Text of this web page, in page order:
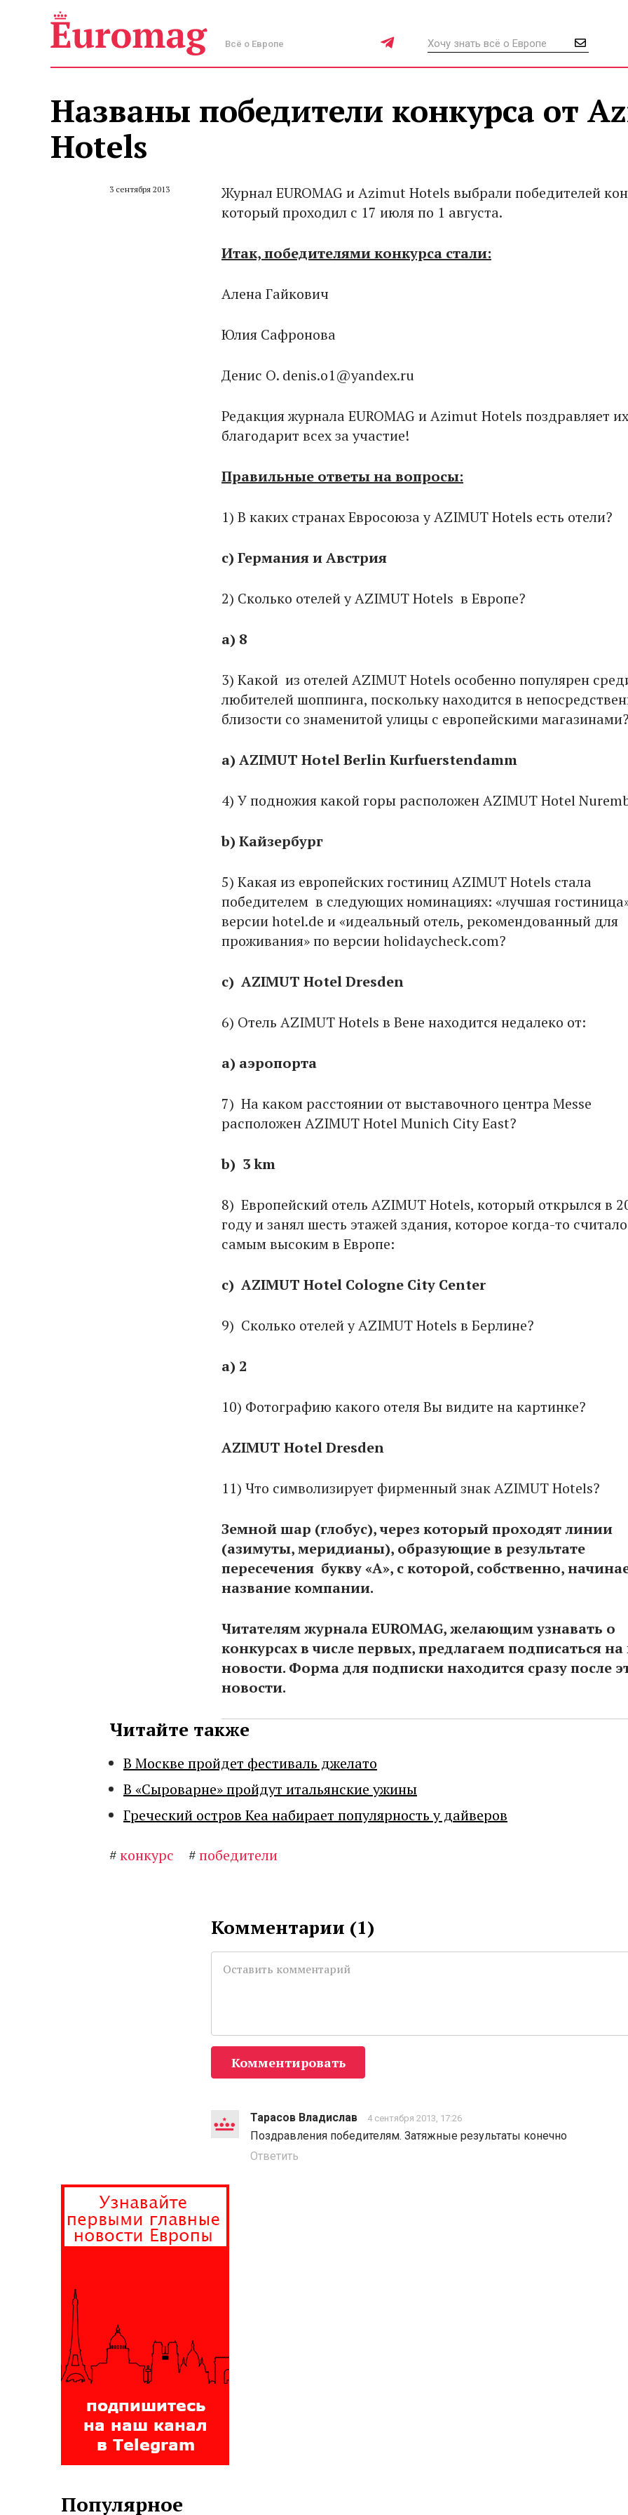
Всё о Европе
Названы победители конкурса от
Hotels
3 сентября 2013
Журнал EUROMAG и Azimut Hotels выбрали победителей
который проходил с 17 июля по 1 августа.
Итак, победителями конкурса стали:
Алена Гайкович
Юлия Сафронова
Денис О. denis.o1@yandex.ru
Редакция журнала EUROMAG и Azimut Hotels поздравляет
благодарит всех за участие!
Правильные ответы на вопросы:
1) В каких странах Евросоюза у AZIMUT Hotels есть отели?
c) Германия и Австрия
2) Сколько отелей у AZIMUT Hotels в Европе?
a) 8
3) Какой из отелей AZIMUT Hotels особенно популярен
любителей шоппинга, поскольку находится в
близости со знаменитой улицы с европейскими
a) AZIMUT Hotel Berlin Kurfuerstendamm
4) У подножия какой горы расположен AZIMUT Hotel
b) Кайзербург
5) Какая из европейских гостиниц AZIMUT Hotels стала
победителем в следующих номинациях: «лучшая
версии hotel.de и «идеальный отель, рекомендованный для
проживания» по версии holidaycheck.com?
c) AZIMUT Hotel Dresden
6) Отель AZIMUT Hotels в Вене находится недалеко от:
a) аэропорта
7) На каком расстоянии от выставочного центра Messe
расположен AZIMUT Hotel Munich City East?
b) 3 km
8) Европейский отель AZIMUT Hotels, который открылся в
году и занял шесть этажей здания, которое когда-то
самым высоким в Европе:
c) AZIMUT Hotel Cologne City Center
9) Сколько отелей у AZIMUT Hotels в Берлине?
a) 2
10) Фотографию какого отеля Вы видите на картинке?
AZIMUT Hotel Dresden
11) Что символизирует фирменный знак AZIMUT Hotels?
Земной шар (глобус), через который проходят линии
(азимуты, меридианы), образующие в результате
пересечения букву «А», с которой, собственно,
название компании.
Читателям журнала EUROMAG, желающим узнавать о
конкурсах в числе первых, предлагаем подписаться
новости. Форма для подписки находится сразу после
новости.
Читайте также
В Москве пройдет фестиваль джелато
В «Сыроварне» пройдут итальянские ужины
Греческий остров Кеа набирает популярность у дайверов
#конкурс #победители
Комментарии (1)
Комментировать
Тарасов Владислав 4 сентября 2013, 17:26
Поздравления победителям. Затяжные результаты конечно
Ответить
Популярное